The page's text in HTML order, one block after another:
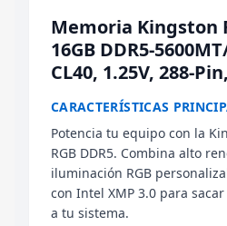
Memoria Kingston
16GB DDR5-
CL40, 1.25V, 288-
CARACTERÍSTICAS
Potencia tu equipo con la
RGB DDR5. Combina alto
iluminación RGB
con Intel XMP 3.0 para
a tu sistema.